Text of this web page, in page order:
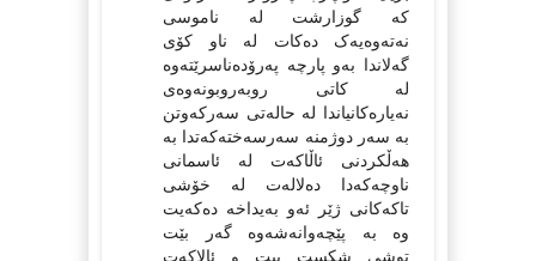
کە گوزارشت لە ناموسی
نەتەوەیەک دەکات لە ناو کۆی
گەلاندا بەو پارچە پەرۆدەناسرێتەوە
لە کاتی روبەروبونەوەی
نەیارەکانیاندا لە حالەتی سەرکەوتن
بە سەر دوژمنە سەرسەختەکەتدا بە
هەڵکردنی ئاڵاکەت لە ئاسمانی
ناوچەکەدا دەلالەت لە خۆشی
تاکەکانی ژێر ئەو بەیداخە دەکەیت
وە بە پێچەوانەشەوە گەر بێت
توشی شکست بیت و ئالاکەت